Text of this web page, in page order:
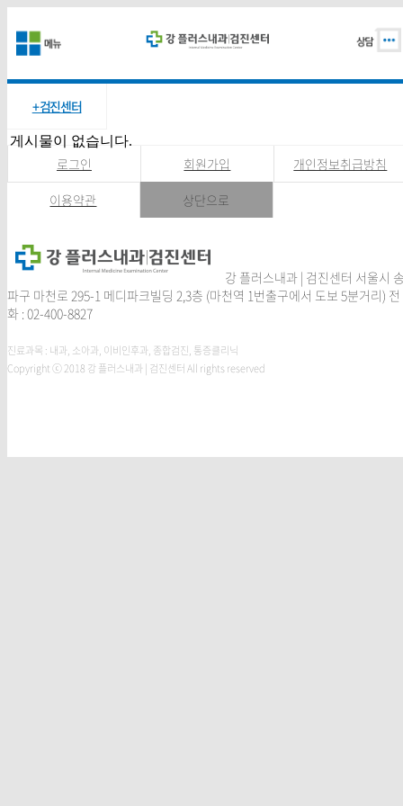
+ 검진센터
게시물이 없습니다.
로그인 회원가입
개인정보취급방침
이용약관
상단으로
강 플러스내과 | 검진센터 서울시
파구 마천로 295-1 메디파크빌딩 2,3층 (마천역 1번출구에서 도보 5분거리) 전
화 : 02-400-8827
진료과목 : 내과, 소아과, 이비인후과, 종합검진, 통증클리닉
Copyright ⓒ 2018 강 플러스내과 | 검진센터 All rights reserved